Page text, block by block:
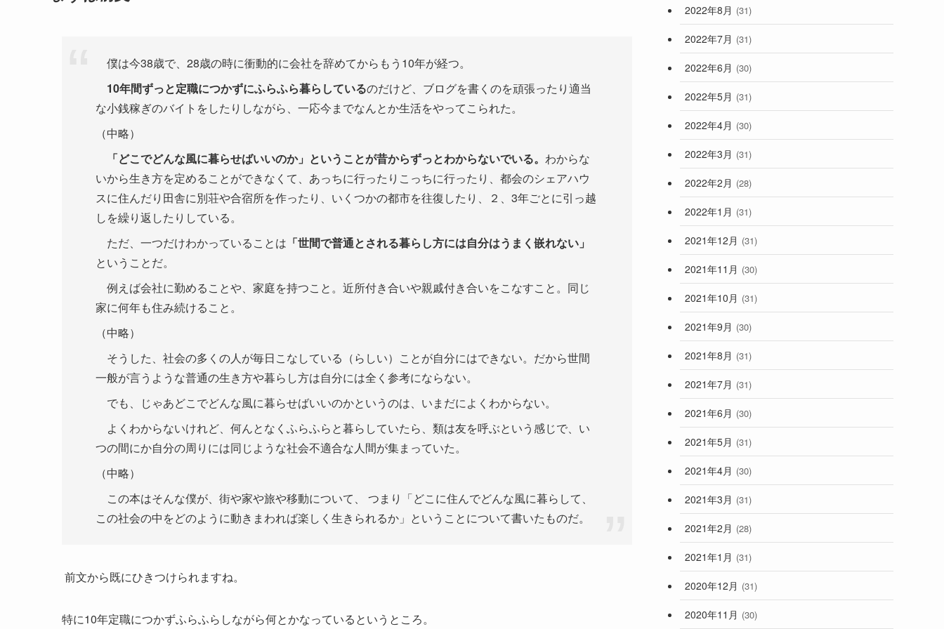
僕は今38歳で、28歳の時に衝動的に会社を辞めてからもう10年が経つ。
10年間ずっと定職につかずにふらふら暮らしているのだけど、ブログを書くのを頑張ったり適当
な小銭稼ぎのバイトをしたりしながら、一応今までなんとか生活をやってこられた。
（中略）
「どこでどんな風に暮らせばいいのか」ということが昔からずっとわからないでいる。 わからな
いから生き方を定めることができなくて、あっちに行ったりこっちに行ったり、都会のシェアハウ
スに住んだり田舎に別荘や合宿所を作ったり、いくつかの都市を往復したり、２、3年ごとに引っ越
しを繰り返したりしている。
ただ、一つだけわかっていることは 「世間で普通とされる暮らし方には自分はうまく嵌れない」
ということだ。
例えば会社に勤めることや、家庭を持つこと。近所付き合いや親戚付き合いをこなすこと。同じ
家に何年も住み続けること。
（中略）
そうした、社会の多くの人が毎日こなしている（らしい）ことが自分にはできない。だから世間
一般が言うような普通の生き方や暮らし方は自分には全く参考にならない。
でも、じゃあどこでどんな風に暮らせばいいのかというのは、いまだによくわからない。
よくわからないけれど、何んとなくふらふらと暮らしていたら、類は友を呼ぶという感じで、い
つの間にか自分の周りには同じような社会不適合な人間が集まっていた。
（中略）
この本はそんな僕が、街や家や旅や移動について、 つまり「どこに住んでどんな風に暮らして、
この社会の中をどのように動きまわれば楽しく生きられるか」ということについて書いたものだ。
前文から既にひきつけられますね。
特に10年定職につかずふらふらしながら何とかなっているというところ。
2022年8月 (31)
2022年7月 (31)
2022年6月 (30)
2022年5月 (31)
2022年4月 (30)
2022年3月 (31)
2022年2月 (28)
2022年1月 (31)
2021年12月 (31)
2021年11月 (30)
2021年10月 (31)
2021年9月 (30)
2021年8月 (31)
2021年7月 (31)
2021年6月 (30)
2021年5月 (31)
2021年4月 (30)
2021年3月 (31)
2021年2月 (28)
2021年1月 (31)
2020年12月 (31)
2020年11月 (30)